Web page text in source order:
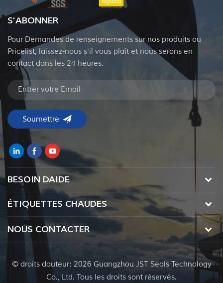
S'ABONNER
Pour Demandes de renseignements sur nos produits ou
Pricelist, laissez-nous s'il vous plaît et nous serons en
contact dans les 24 heures.
BESOIN DAIDE
ÉTIQUETTES CHAUDES
NOUS CONTACTER
© droits dauteur: 2026 Guangzhou JST Seals Technology
Co., Ltd. Tous les droits sont réservés.